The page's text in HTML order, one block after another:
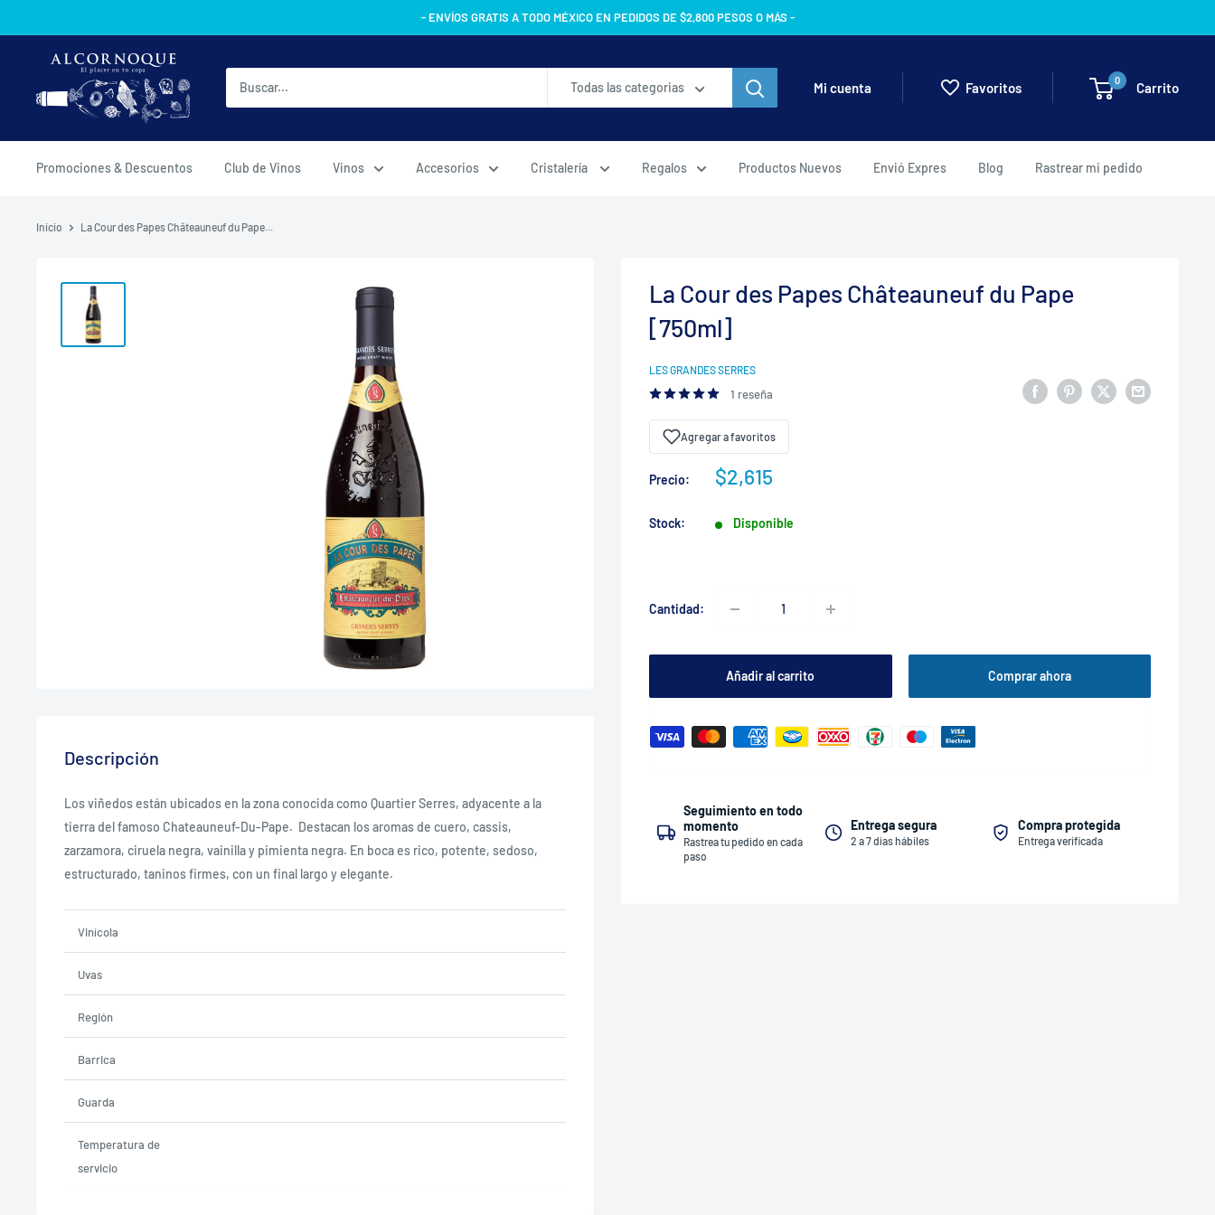
directamente
- ENVÍOS GRATIS A TODO MÉXICO EN PEDIDOS DE $2,800 PESOS O MÁS -
AlcornoqueMX
Todas las categorias
Mi cuenta Favoritos 0 Carrito
Promociones & Descuentos Club de Vinos Vinos Accesorios Cristalería Regalos Productos Nuevos Envió Expres Blog Rastrear mi pedido
Inicio La Cour des Papes Châteauneuf du Pape...
La Cour des Papes Châteauneuf du Pape
[750ml]
LES GRANDES SERRES
1 reseña
Agregar a favoritos
Precio:
Precio
venta
$2,615
Stock: Disponible
Cantidad:
Añadir al carrito Comprar ahora
Seguimiento en todo
momento
Rastrea tu pedido en cada
paso
Entrega segura
2 a 7 días hábiles
Compra protegida
Entrega verificada
Descripción
Los viñedos están ubicados en la zona conocida como Quartier Serres, adyacente a la
tierra del famoso Chateauneuf-Du-Pape. Destacan los aromas de cuero, cassis,
zarzamora, ciruela negra, vainilla y pimienta negra. En boca es rico, potente, sedoso,
estructurado, taninos firmes, con un final largo y elegante.
Vinícola
Uvas
Región
Barrica
Guarda
Temperatura de
servicio